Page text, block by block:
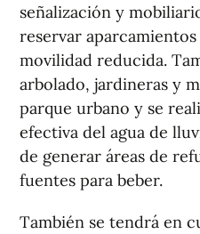
señalización y
reservar
movilidad reducida.
arbolado, jardineras y
parque urbano y se
efectiva del agua de
de generar áreas de
fuentes para beber.
También se tendrá en